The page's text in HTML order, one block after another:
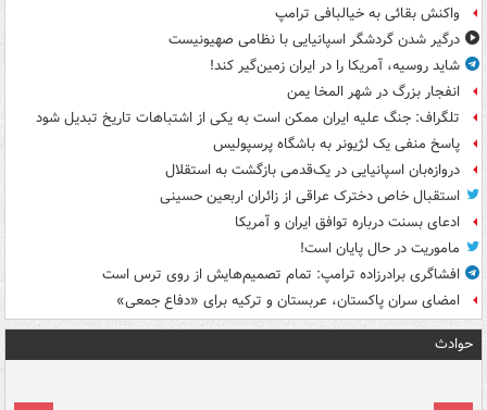
واکنش بقائی به خیالبافی ترامپ
درگیر شدن گردشگر اسپانیایی با نظامی صهیونیست
شاید روسیه، آمریکا را در ایران زمین‌گیر کند!
انفجار بزرگ در شهر المخا یمن
تلگراف: جنگ علیه ایران ممکن است به یکی از اشتباهات تاریخ تبدیل شود
پاسخ منفی یک لژیونر به باشگاه پرسپولیس
دروازه‌بان اسپانیایی در یک‌قدمی بازگشت به استقلال
استقبال خاص دخترک عراقی از زائران اربعین حسینی
ادعای بسنت درباره توافق ایران و آمریکا
ماموریت در حال پایان است!
افشاگری برادرزاده ترامپ: تمام تصمیم‌هایش از روی ترس است
امضای سران پاکستان، عربستان و ترکیه برای «دفاع جمعی»
حوادث